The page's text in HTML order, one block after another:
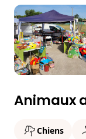
Animaux
Chiens